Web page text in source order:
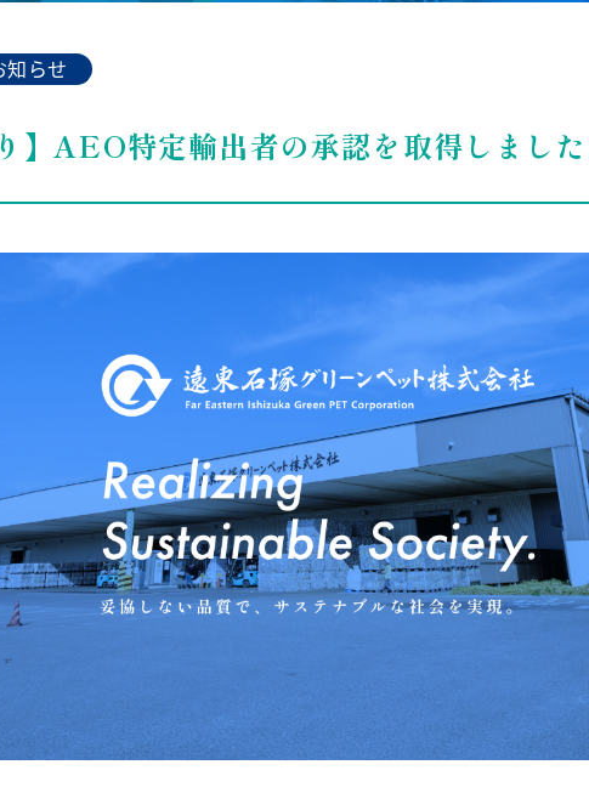
知らせ
】AEO特定輸出者の承認を取得しまし